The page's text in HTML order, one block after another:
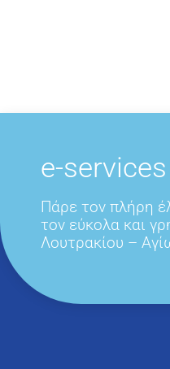
e-services
Πάρε τον πλήρη
τον εύκολα και
Λουτρακίου –